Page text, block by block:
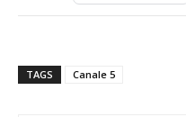
TAGS Canale 5